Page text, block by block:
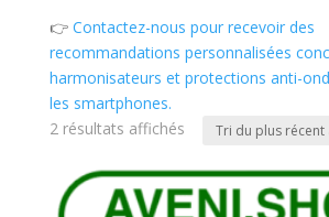
👉 Contactez-nous pour recevoir des
recommandations personnalisées
harmonisateurs et protections anti-
les smartphones.
2 résultats affichésTrié
plus
récent